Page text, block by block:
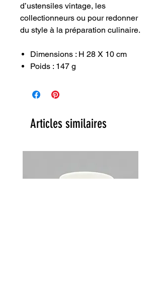
d’ustensiles vintage, les
collectionneurs ou pour redonner
du style à la préparation culinaire.
Dimensions : H 28 X 10 cm
Poids : 147 g
Articles similaires